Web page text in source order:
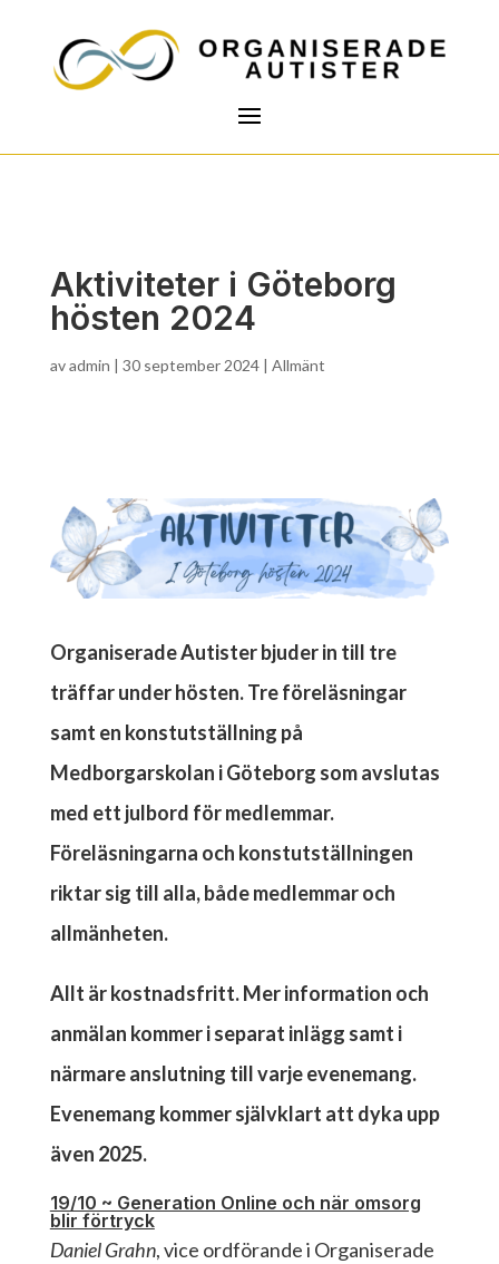
Aktiviteter i Göteborg
hösten 2024
avadmin | 30 september 2024| Allmänt
Organiserade Autister bjuder in till tre
träffar under hösten. Tre föreläsningar
samt en konstutställning på
Medborgarskolan i Göteborg som avslutas
med ett julbord för medlemmar.
Föreläsningarna och konstutställningen
riktar sig till alla, både medlemmar och
allmänheten.
Allt är kostnadsfritt. Mer information och
anmälan kommer i separat inlägg samt i
närmare anslutning till varje evenemang.
Evenemang kommer självklart att dyka upp
även 2025.
19/10 ~ Generation Online och när omsorg
blir förtryck
Daniel Grahn, vice ordförande i Organiserade